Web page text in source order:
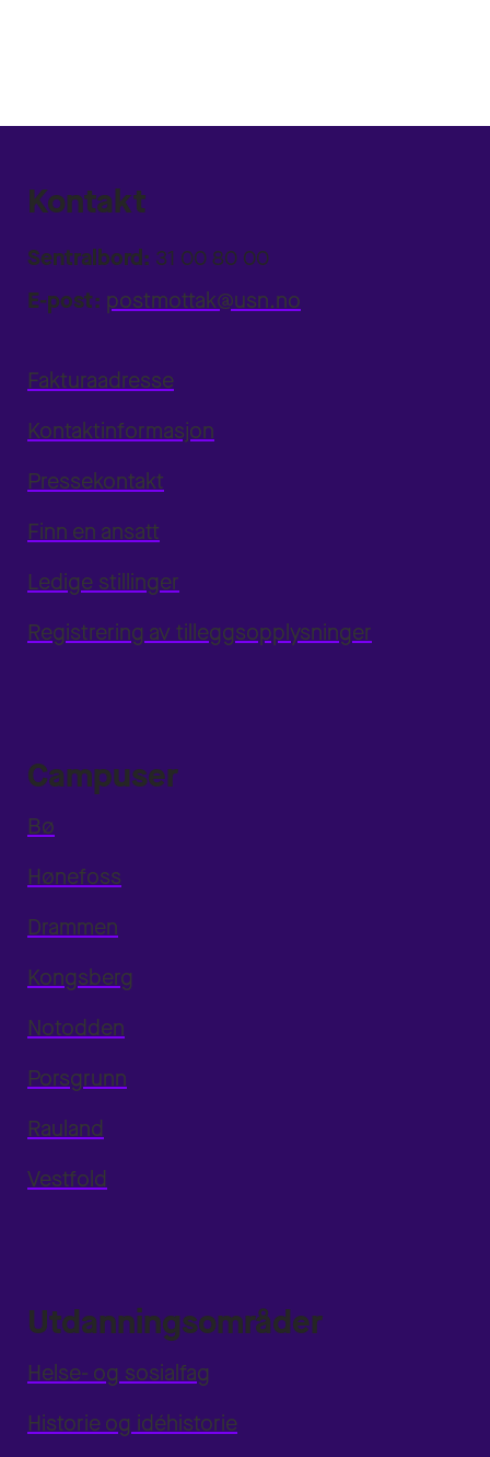
Kontakt
Sentralbord: 31 00 80 00
E-post: postmottak@usn.no
Fakturaadresse
Kontaktinformasjon
Pressekontakt
Finn en ansatt
Ledige stillinger
Registrering av tilleggsopplysninger
Campuser
Bø
Hønefoss
Drammen
Kongsberg
Notodden
Porsgrunn
Rauland
Vestfold
Utdanningsområder
Helse- og sosialfag
Historie og idéhistorie